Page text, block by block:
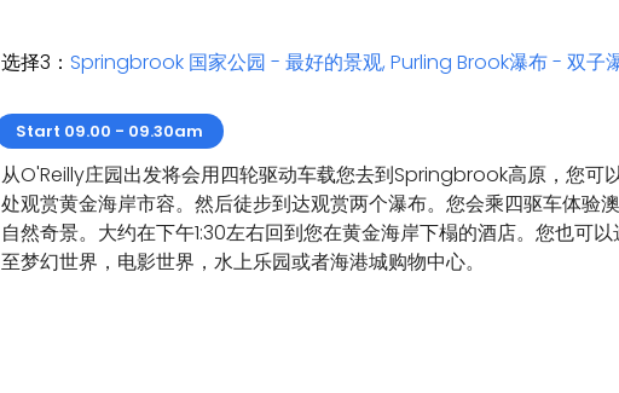
选择3： Springbrook 国家公园 - 最好的景观, Purling Brook瀑布 - 双子
Start 09.00 - 09.30am
从O'Reilly庄园出发将会用四轮驱动车载您去到Springbrook高原，您可
处观赏黄金海岸市容。然后徒步到达观赏两个瀑布。您会乘四驱车体验
自然奇景。大约在下午1:30左右回到您在黄金海岸下榻的酒店。您也可
至梦幻世界，电影世界，水上乐园或者海港城购物中心。